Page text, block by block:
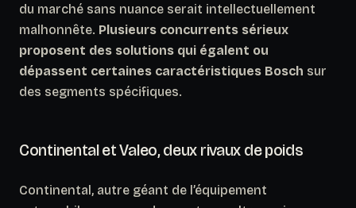
du marché sans nuance serait intellectuellement
malhonnête. Plusieurs concurrents sérieux
proposent des solutions qui égalent ou
dépassent certaines caractéristiques Bosch sur
des segments spécifiques.
Continental et Valeo, deux rivaux de poids
Continental, autre géant de l’équipement